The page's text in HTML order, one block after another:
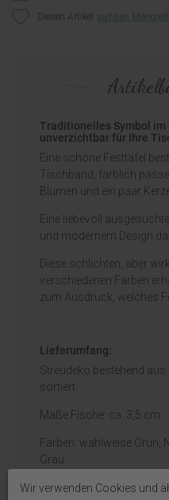
Diesen Artikel
Traditionelles Symbol im
unverzichtbar für Ihre
Eine schöne Festtafel
Tischband, farblich
Blumen und ein paar
Eine liebevoll
und modernem Design
Diese schlichten, aber
verschiedenen Farben
zum Ausdruck, welches
Lieferumfang:
Streudeko bestehend
sortiert.
Maße Fische: ca. 3,5 cm.
Farben: wahlweise Grün,
Grau.
Wir verwenden Cookies und